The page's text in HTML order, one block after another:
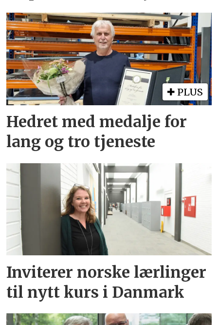
PLUS
Hedret med medalje for
lang og tro tjeneste
Inviterer norske lærlinger
til nytt kurs i Danmark